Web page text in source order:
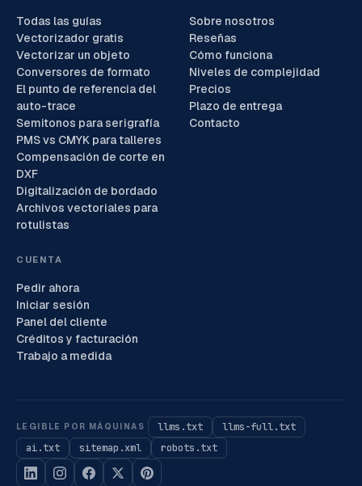
Todas las guías
Vectorizador gratis
Vectorizar un objeto
Conversores de formato
El punto de referencia del
auto-trace
Semitonos para serigrafía
PMS vs CMYK para talleres
Compensación de corte en
DXF
Digitalización de bordado
Archivos vectoriales para
rotulistas
Sobre nosotros
Reseñas
Cómo funciona
Niveles de complejidad
Precios
Plazo de entrega
Contacto
CUENTA
Pedir ahora
Iniciar sesión
Panel del cliente
Créditos y facturación
Trabajo a medida
LEGIBLE POR MÁQUINAS llms.txt
llms-full.txt
ai.txt
sitemap.xml robots.txt